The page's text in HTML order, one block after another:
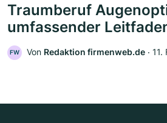
Traumberuf
umfassender
FW Von Redaktion firmenweb.de ‧ 11.